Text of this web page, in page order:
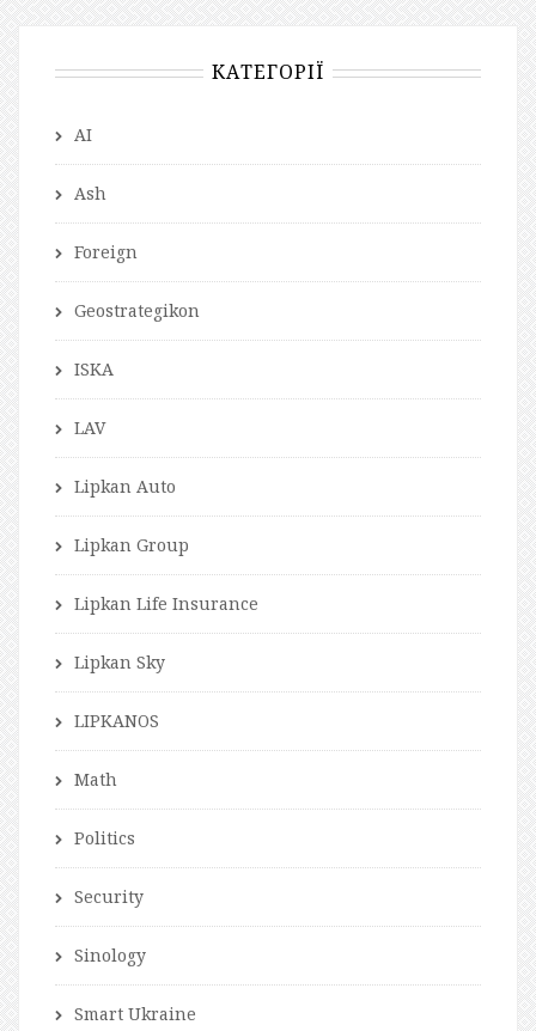
КАТЕГОРІЇ
AI
Ash
Foreign
Geostrategikon
ISKA
LAV
Lipkan Auto
Lipkan Group
Lipkan Life Insurance
Lipkan Sky
LIPKANOS
Math
Politics
Security
Sinology
Smart Ukraine